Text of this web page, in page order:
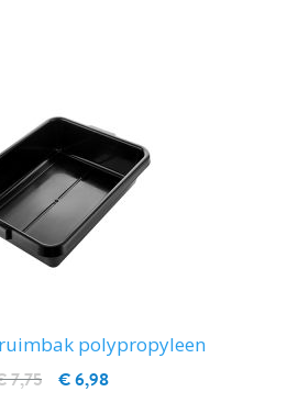
polypropyleen
€ 6,98
7,75